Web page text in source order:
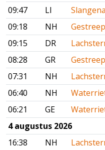
09:47
LI
09:18
NH
09:15
DR
08:28
GR
07:31
NH
06:40
NH
06:21
GE
4 augustus 2026
16:38
NH